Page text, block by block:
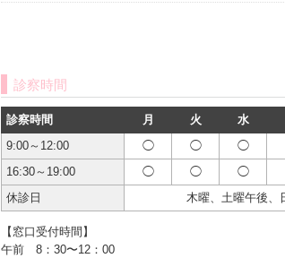
診察時間
診察時間 月 火 水
9:00～12:00
◯ ◯ ◯
16:30～19:00
◯ ◯ ◯
休診日
木曜、土曜午後、
【窓口受付時間】
午前 8：30〜12：00